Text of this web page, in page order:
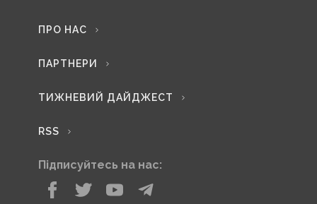
ПРО НАС
ПАРТНЕРИ
ТИЖНЕВИЙ ДАЙДЖЕСТ
RSS
Підписуйтесь на нас: